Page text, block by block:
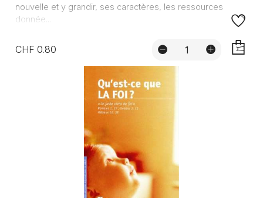
nouvelle et y grandir, ses caractères, les ressources
donnée...
CHF 0.80